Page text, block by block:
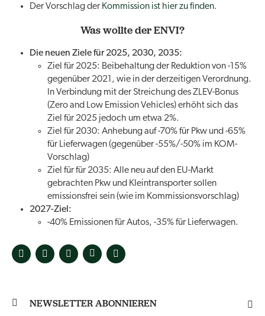
Der Vorschlag der Kommission ist hier zu finden.
Was wollte der ENVI?
Die neuen Ziele für 2025, 2030, 2035:
Ziel für 2025: Beibehaltung der Reduktion von -15%
gegenüber 2021, wie in der derzeitigen Verordnung.
In Verbindung mit der Streichung des ZLEV-Bonus
(Zero and Low Emission Vehicles) erhöht sich das
Ziel für 2025 jedoch um etwa 2%.
Ziel für 2030: Anhebung auf -70% für Pkw und -65%
für Lieferwagen (gegenüber -55%/-50% im KOM-
Vorschlag)
Ziel für für 2035: Alle neu auf den EU-Markt
gebrachten Pkw und Kleintransporter sollen
emissionsfrei sein (wie im Kommissionsvorschlag)
2027-Ziel:
-40% Emissionen für Autos, -35% für Lieferwagen.
NEWSLETTER ABONNIEREN